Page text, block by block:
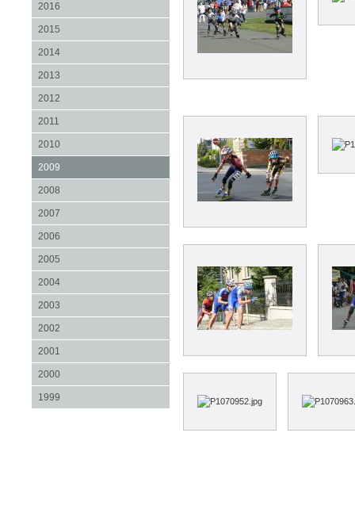
2016
2015
2014
2013
2012
2011
2010
2009
2008
2007
2006
2005
2004
2003
2002
2001
2000
1999